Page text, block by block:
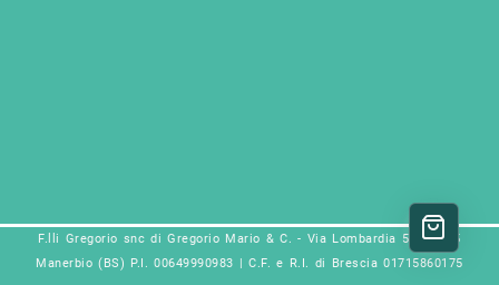
F.lli Gregorio snc di Gregorio Mario & C. - Via Lombardia 5a, 25025
Manerbio (BS) P.I. 00649990983 | C.F. e R.I. di Brescia 01715860175